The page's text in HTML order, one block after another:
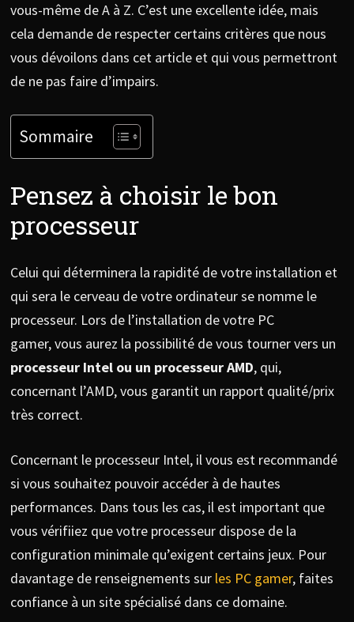
vous-même de A à Z. C’est une excellente idée, mais
cela demande de respecter certains critères que nous
vous dévoilons dans cet article et qui vous permettront
de ne pas faire d’impairs.
Sommaire
Pensez à choisir le bon
processeur
Celui qui déterminera la rapidité de votre installation et
qui sera le cerveau de votre ordinateur se nomme le
processeur. Lors de l’installation de votre PC
gamer, vous aurez la possibilité de vous tourner vers un
processeur Intel ou un processeur AMD, qui,
concernant l’AMD, vous garantit un rapport qualité/prix
très correct.
Concernant le processeur Intel, il vous est recommandé
si vous souhaitez pouvoir accéder à de hautes
performances. Dans tous les cas, il est important que
vous vérifiiez que votre processeur dispose de la
configuration minimale qu’exigent certains jeux. Pour
davantage de renseignements sur les PC gamer, faites
confiance à un site spécialisé dans ce domaine.